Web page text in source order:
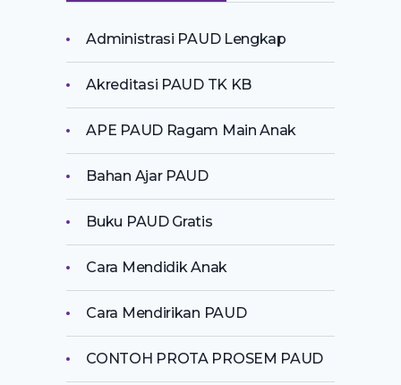
Administrasi PAUD Lengkap
Akreditasi PAUD TK KB
APE PAUD Ragam Main Anak
Bahan Ajar PAUD
Buku PAUD Gratis
Cara Mendidik Anak
Cara Mendirikan PAUD
CONTOH PROTA PROSEM PAUD